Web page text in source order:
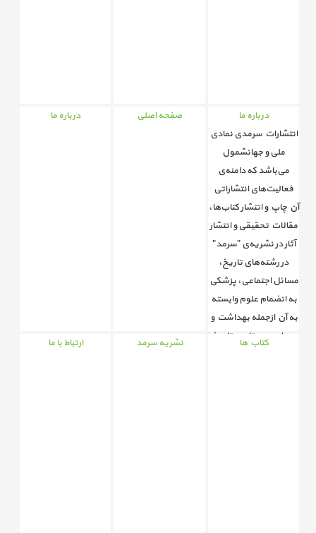
درباره ما
انتشارات سرمدی نمادی
ملی و جهانشمول
می‌باشد که دامنه‌ی
فعالیت‌های انتشاراتی
آن چاپ و انتشار کتاب‌ها،
مقالات تحقیقی و انتشار
آثار در نشریه‌ی "سرمد"
در رشته‌های تاریخ،
مسائل اجتماعی، پزشکی
به انضمام علوم وابسته
به آن ازجمله بهداشت و
درمان، پرستاری، تاریخ
صفحه اصلی درباره ما
کتاب ها نشریه سرمد ارتباط با ما